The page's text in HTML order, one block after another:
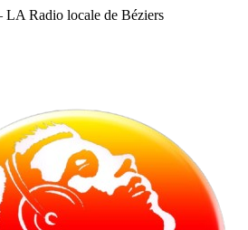
Radio locale de Béziers